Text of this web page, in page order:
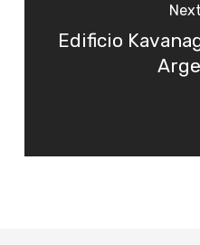
Edificio